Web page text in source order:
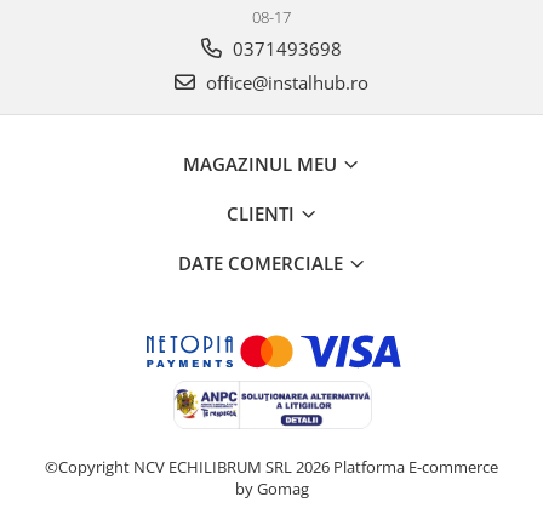
08-17
0371493698
office@instalhub.ro
MAGAZINUL MEU
CLIENTI
DATE COMERCIALE
©Copyright NCV ECHILIBRUM SRL 2026 Platforma E-commerce
by Gomag